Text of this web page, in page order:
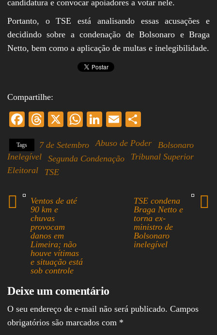
candidatura e convocar apoiadores a votar nele.
Portanto, o TSE está analisando essas acusações e
decidindo sobre a condenação de Bolsonaro e Braga
Netto, bem como a aplicação de multas e inelegibilidade.
Compartilhe:
Fa
ce
bo
ok
T
ea
ds
X
W
ts
A
Li
ed
In
E
ail re
Tags 7 de Setembro Abuso de Poder
Bolsonaro
Inelegível
Segunda Condenação
Tribunal Superior
Eleitoral
TSE
Ventos de até
90 km e
chuvas
provocam
danos em
Limeira; não
houve vítimas
e situação está
sob controle
TSE condena
Braga Netto e
torna ex-
ministro de
Bolsonaro
inelegível
Deixe um comentário
O seu endereço de e-mail não será publicado. Campos
obrigatórios são marcados com *